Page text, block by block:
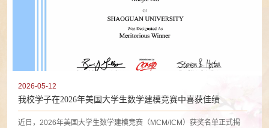
2026-05-12
我校学子在2026年美国大学生数学建模竞赛中喜获佳绩
近日，2026年美国大学生数学建模竞赛（MCM/ICM）获奖名单正式揭